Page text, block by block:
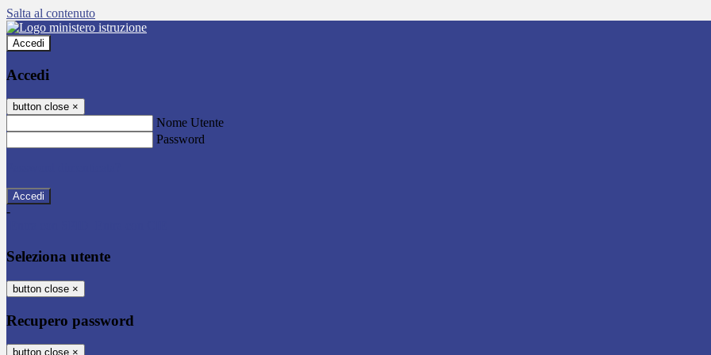
Salta al contenuto
Accedi
Accedi
button close ×
Nome Utente
Password
-
Seleziona utente
button close ×
Recupero password
button close ×